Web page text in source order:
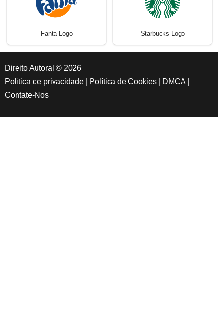
Fanta Logo Starbucks Logo
Direito Autoral © 2026
Política de privacidade
Política de Cookies DMCA
Contate-Nos